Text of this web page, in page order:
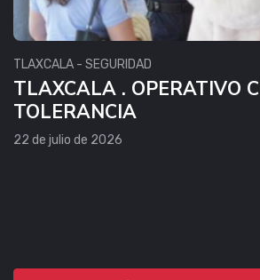
TLAXCALA - SEGURIDAD
TLAXCALA . OPERATIVO
TOLERANCIA
22 de julio de 2026